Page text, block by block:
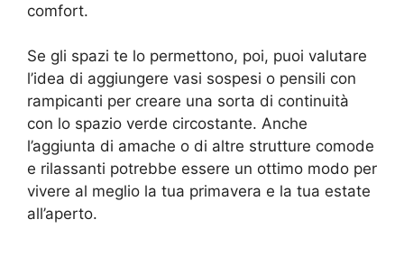
comfort.
Se gli spazi te lo permettono, poi, puoi valutare
l’idea di aggiungere vasi sospesi o pensili con
rampicanti per creare una sorta di continuità
con lo spazio verde circostante. Anche
l’aggiunta di amache o di altre strutture comode
e rilassanti potrebbe essere un ottimo modo per
vivere al meglio la tua primavera e la tua estate
all’aperto.